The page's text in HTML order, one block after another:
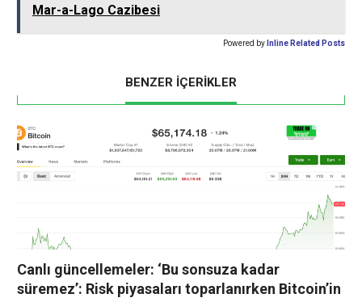
Alex Thorn, Bitcoin (BTC)
Mar-a-Lago Cazibesi
Powered by Inline Related Posts
BENZER İÇERİKLER
Canlı güncellemeler: ‘Bu sonsuza kadar
süremez’: Risk piyasaları toparlanırken Bitcoin’in